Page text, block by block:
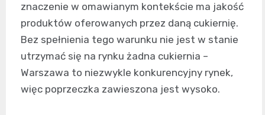
znaczenie w omawianym kontekście ma jakość
produktów oferowanych przez daną cukiernię.
Bez spełnienia tego warunku nie jest w stanie
utrzymać się na rynku żadna cukiernia –
Warszawa to niezwykle konkurencyjny rynek,
więc poprzeczka zawieszona jest wysoko.